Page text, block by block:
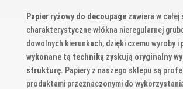
Papier ryżowy do decoupage zawiera w
charakterystyczne włókna nieregularnej
dowolnych kierunkach, dzięki czemu wyroby i
wykonane tą techniką zyskują oryginalny
strukturę. Papiery z naszego sklepu są
produktami przeznaczonymi do